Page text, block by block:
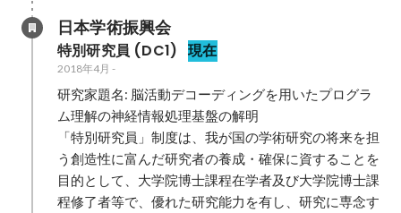
日本学術振興会
特別研究員 (DC1) 現在
2018年4月 -
研究家題名: 脳活動デコーディングを用いたプログラ
ム理解の神経情報処理基盤の解明
「特別研究員」制度は、我が国の学術研究の将来を担
う創造性に富んだ研究者の養成・確保に資することを
目的として、大学院博士課程在学者及び大学院博士課
程修了者等で、優れた研究能力を有し、研究に専念す